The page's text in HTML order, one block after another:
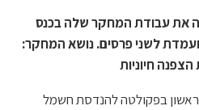
את עבודת המחקר שלה בכנס
לשני פרסים. נושא המחקר:
חיוניות
בפקולטה להנדסת חשמל